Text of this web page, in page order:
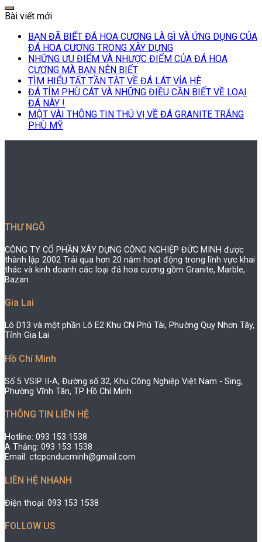
Bài viết mới
BẠN ĐÃ BIẾT ĐÁ HOA CƯƠNG LÀ GÌ VÀ ỨNG DỤNG CỦA
ĐÁ HOA CƯƠNG TRONG XÂY DỰNG
NHỮNG ƯU ĐIỂM VÀ NHƯỢC ĐIỂM CỦA ĐÁ HOA
CƯƠNG MÀ BẠN NÊN BIẾT
TÌM HIỂU TẤT TẦN TẬT VỀ ĐÁ LÁT VỈA HÈ
ĐÁ TÍM PHÙ CÁT VÀ NHỮNG ĐIỀU CẦN BIẾT VỀ LOẠI
ĐÁ NÀY !
MỘT VÀI THÔNG TIN THÚ VỊ VỀ ĐÁ GRANITE TRẮNG
PHÙ MỸ
THƯ NGÕ
CÔNG TY CỔ PHẦN XÂY DỰNG CÔNG NGHIỆP ĐỨC MINH được
thành lập 2002 Trải qua hơn 20 năm hoạt động trong lĩnh vực khai
thác và kinh doanh các loại đá hoa cương gồm Granite, Marble,
Bazan
Gia Lai
Lô D13 và một phần Lô E2 Khu CN Phú Tài, Phường Quy Nhơn Tây,
Tỉnh Gia Lai
Hồ Chí Minh
Số 5 VSIP II-A, Đường số 32, Khu Công Nghiệp Việt Nam - Sing,
Phường Vĩnh Tân, TP Hồ Chí Minh
THÔNG TIN LIÊN HỆ
Hotline: 093 153 1538
A Thắng: 093 153 1538
Email: ctcpcnducminh@gmail.com
LIÊN HỆ NHANH
Điện thoại: 093 153 1538
FOLLOW US